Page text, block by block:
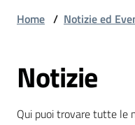
Romagna
Chi
Home / Notizie ed
Notizie
Qui puoi trovare tutte le